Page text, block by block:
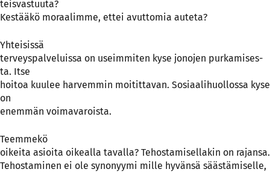
teis­vas­tuu­ta?
Kes­tää­kö mo­raa­lim­me, et­tei avut­to­mia au­te­ta?
Yh­tei­sis­sä
ter­veys­pal­ve­luis­sa on useim­mi­ten ky­se jo­no­jen pur­ka­mi­ses­
ta. It­se
hoi­toa kuu­lee har­vem­min moi­tit­ta­van. So­siaa­li­huol­los­sa ky­se
on
enem­män voi­ma­va­rois­ta.
Teem­me­kö
oi­kei­ta asioi­ta oi­keal­la ta­val­la? Te­hos­ta­mi­sel­la­kin on ra­jan­sa.
Te­hos­ta­mi­nen ei ole sy­no­nyy­mi mil­le hy­vän­sä sääs­tä­mi­sel­le,